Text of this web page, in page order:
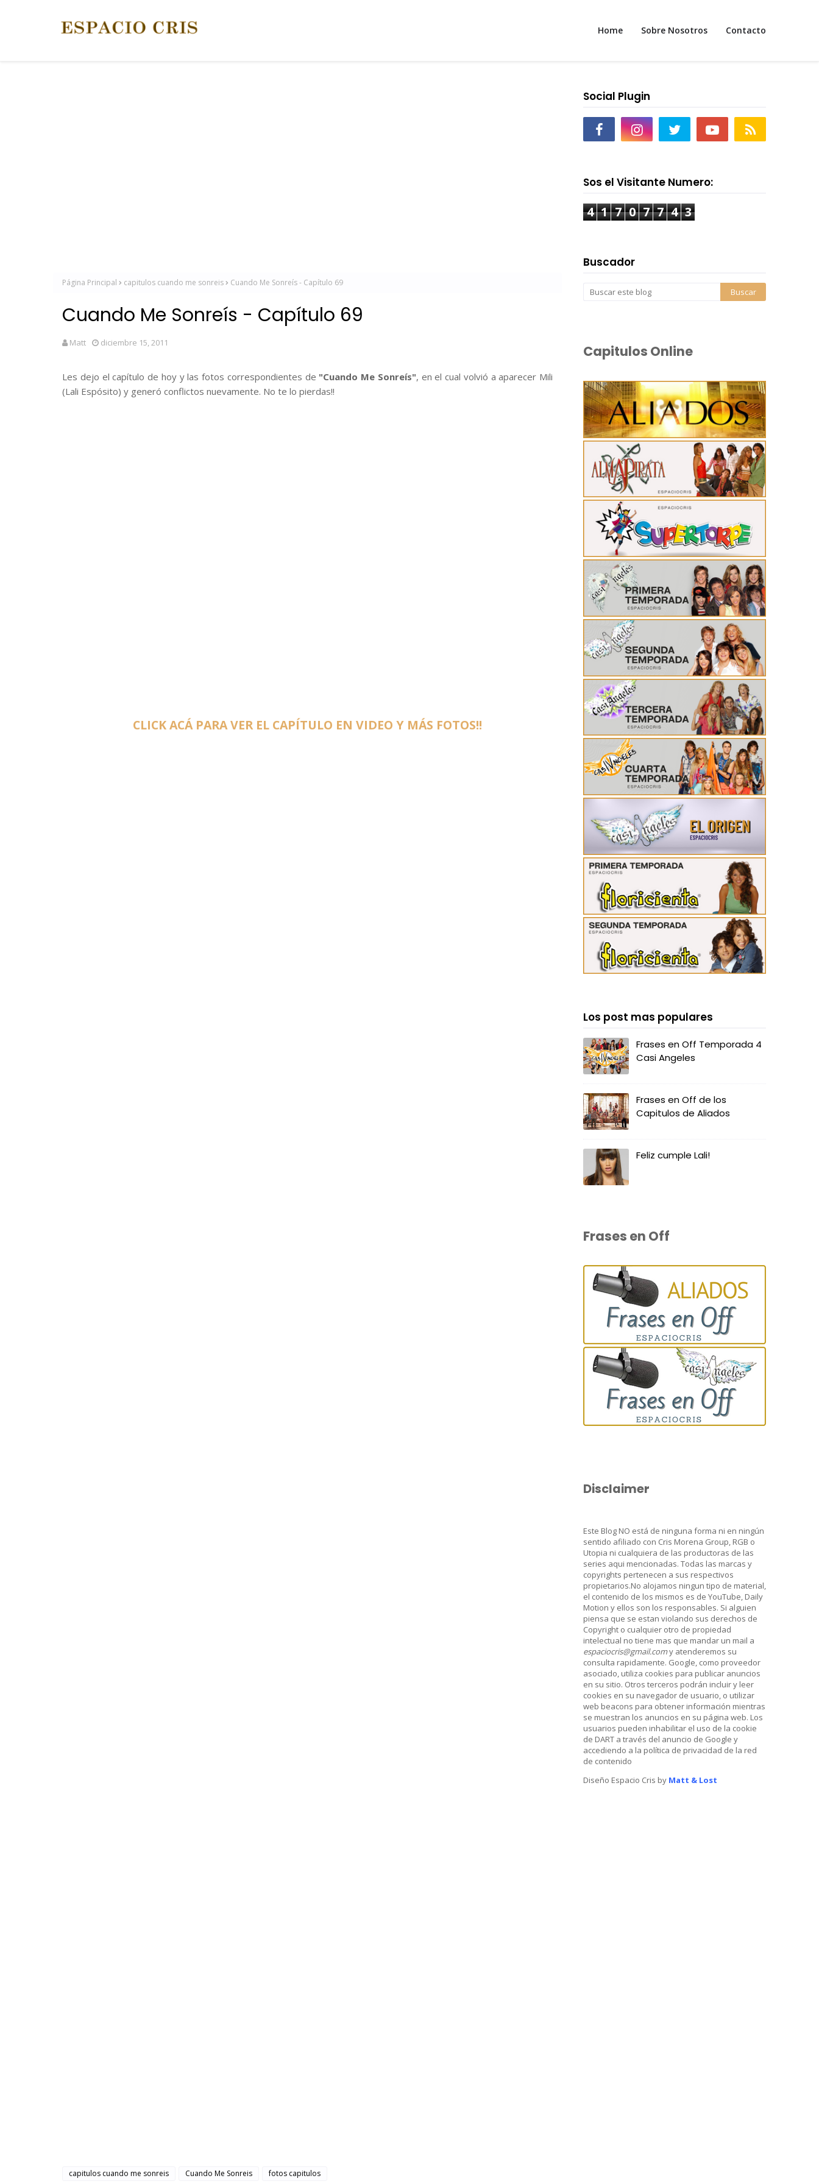
Home Sobre Nosotros Contacto
Página Principal capitulos cuando me sonreis Cuando Me Sonreís - Capítulo 69
Cuando Me Sonreís - Capítulo 69
Matt diciembre 15, 2011
Les dejo el capítulo de hoy y las fotos correspondientes de "Cuando Me Sonreís", en el cual volvió a aparecer Mili
(Lali Espósito) y generó conflictos nuevamente. No te lo pierdas!!
CLICK ACÁ PARA VER EL CAPÍTULO EN VIDEO Y MÁS FOTOS!!
capitulos cuando me sonreis Cuando Me Sonreis fotos capitulos
Social Plugin
Sos el Visitante Numero:
4 1 7 0 7 7 4 3
Buscador
Capitulos Online
Los post mas populares
Frases en Off Temporada 4
Casi Angeles
Frases en Off de los
Capitulos de Aliados
Feliz cumple Lali!
Frases en Off
Disclaimer
Este Blog NO está de ninguna forma ni en ningún
sentido afiliado con Cris Morena Group, RGB o
Utopia ni cualquiera de las productoras de las
series aqui mencionadas. Todas las marcas y
copyrights pertenecen a sus respectivos
propietarios.No alojamos ningun tipo de material,
el contenido de los mismos es de YouTube, Daily
Motion y ellos son los responsables. Si alguien
piensa que se estan violando sus derechos de
Copyright o cualquier otro de propiedad
intelectual no tiene mas que mandar un mail a
espaciocris@gmail.comy atenderemos su
consulta rapidamente. Google, como proveedor
asociado, utiliza cookies para publicar anuncios
en su sitio. Otros terceros podrán incluir y leer
cookies en su navegador de usuario, o utilizar
web beacons para obtener información mientras
se muestran los anuncios en su página web. Los
usuarios pueden inhabilitar el uso de la cookie
de DART a través del anuncio de Google y
accediendo a la política de privacidad de la red
de contenido
Diseño Espacio Cris by Matt & Lost